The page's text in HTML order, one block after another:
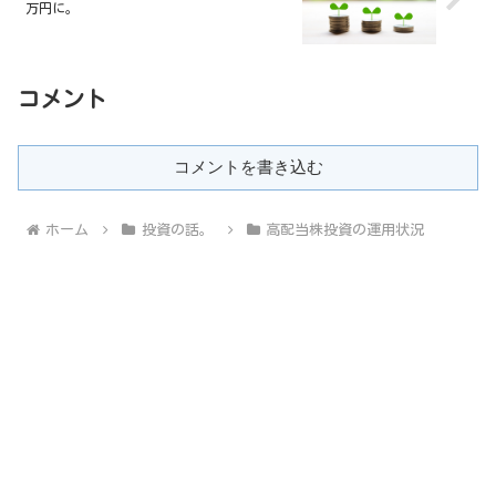
万円に。
コメント
コメントを書き込む
ホーム 投資の話。 高配当株投資の運用状況